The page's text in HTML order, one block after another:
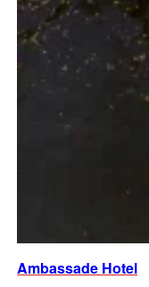
Ambassade Hotel